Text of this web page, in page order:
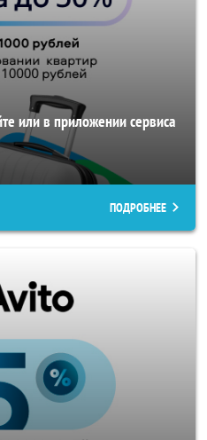
или в приложении сервиса
ПОДРОБНЕЕ